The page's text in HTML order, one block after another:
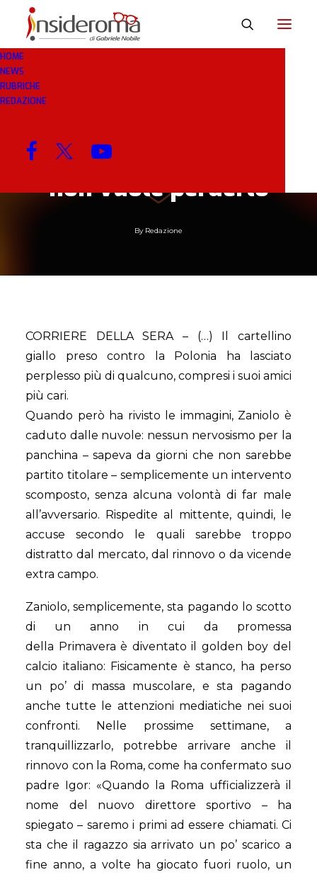
HOME
NEWS
RUBRICHE
REDAZIONE
21 GIU 2019
Zaniolo deve
ritrovarsi, la Roma
non vuole perderlo
By Redazione
CORRIERE DELLA SERA – (…) Il cartellino
giallo preso contro la Polonia ha lasciato
perplesso più di qualcuno, compresi i suoi amici
più cari.
Quando però ha rivisto le immagini, Zaniolo è
caduto dalle nuvole: nessun nervosismo per la
panchina – sapeva da giorni che non sarebbe
partito titolare – semplicemente un intervento
scomposto, senza alcuna volontà di far male
all’avversario. Rispedite al mittente, quindi, le
accuse secondo le quali sarebbe troppo
distratto dal mercato, dal rinnovo o da vicende
extra campo.
Zaniolo, semplicemente, sta pagando lo scotto
di un anno in cui da promessa
della Primavera è diventato il golden boy del
calcio italiano: Fisicamente è stanco, ha perso
un po’ di massa muscolare, e sta pagando
anche tutte le attenzioni mediatiche nei suoi
confronti. Nelle prossime settimane, a
tranquillizzarlo, potrebbe arrivare anche il
rinnovo con la Roma, come ha confermato suo
padre Igor: «Quando la Roma ufficializzerà il
nome del nuovo direttore sportivo – ha
spiegato – saremo i primi ad essere chiamati. Ci
sta che il ragazzo sia arrivato un po’ scarico a
fine anno, a volte ha giocato fuori ruolo, un